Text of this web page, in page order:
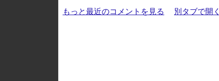
もっと最近のコメントを見る 別タブで開く